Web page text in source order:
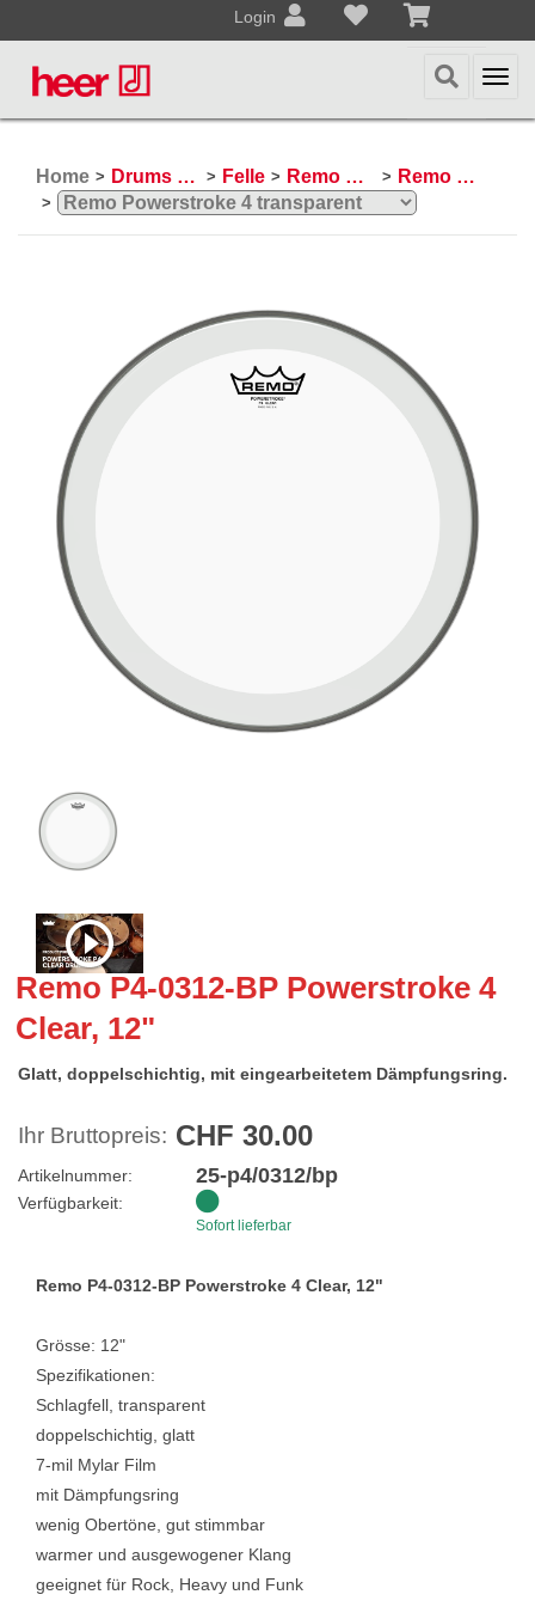
Login
Home > Drums & Percussion > Felle > Remo Schlagzeugfelle > Remo Powerstroke 4
>
Remo P4-0312-BP Powerstroke 4
Clear, 12"
Glatt, doppelschichtig, mit eingearbeitetem Dämpfungsring.
Ihr Bruttopreis: CHF 30.00
Artikelnummer: 25-p4/0312/bp
Verfügbarkeit:
Sofort lieferbar
Remo P4-0312-BP Powerstroke 4 Clear, 12"
Grösse: 12"
Spezifikationen:
Schlagfell, transparent
doppelschichtig, glatt
7-mil Mylar Film
mit Dämpfungsring
wenig Obertöne, gut stimmbar
warmer und ausgewogener Klang
geeignet für Rock, Heavy und Funk